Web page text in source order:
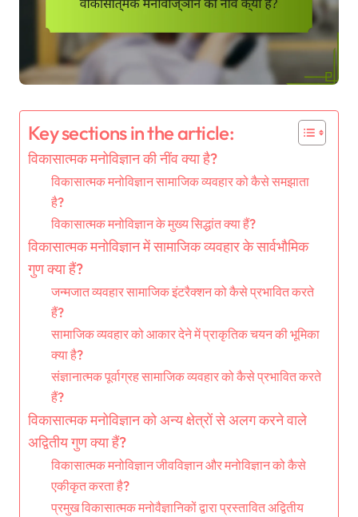
Key sections in the article:
विकासात्मक मनोविज्ञान की नींव क्या है?
विकासात्मक मनोविज्ञान सामाजिक व्यवहार को कैसे समझाता
है?
विकासात्मक मनोविज्ञान के मुख्य सिद्धांत क्या हैं?
विकासात्मक मनोविज्ञान में सामाजिक व्यवहार के सार्वभौमिक
गुण क्या हैं?
जन्मजात व्यवहार सामाजिक इंटरैक्शन को कैसे प्रभावित करते
हैं?
सामाजिक व्यवहार को आकार देने में प्राकृतिक चयन की भूमिका
क्या है?
संज्ञानात्मक पूर्वाग्रह सामाजिक व्यवहार को कैसे प्रभावित करते
हैं?
विकासात्मक मनोविज्ञान को अन्य क्षेत्रों से अलग करने वाले
अद्वितीय गुण क्या हैं?
विकासात्मक मनोविज्ञान जीवविज्ञान और मनोविज्ञान को कैसे
एकीकृत करता है?
प्रमुख विकासात्मक मनोवैज्ञानिकों द्वारा प्रस्तावित अद्वितीय